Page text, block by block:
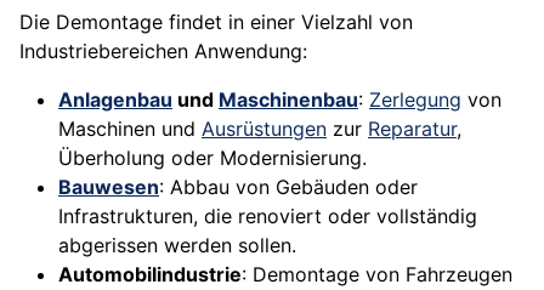
Die Demontage findet in einer Vielzahl von
Industriebereichen Anwendung:
Anlagenbau und Maschinenbau: Zerlegung von
Maschinen und Ausrüstungen zur Reparatur,
Überholung oder Modernisierung.
Bauwesen: Abbau von Gebäuden oder
Infrastrukturen, die renoviert oder vollständig
abgerissen werden sollen.
Automobilindustrie: Demontage von Fahrzeugen